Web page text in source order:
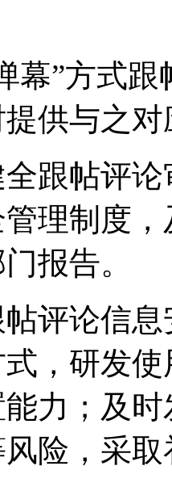
幕”方式
供与之
全跟帖评
理制度
报告。
帖评论信
，研发
力；及
险，采